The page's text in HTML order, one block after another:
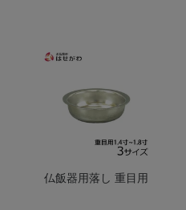
仏飯器用落し 重目用